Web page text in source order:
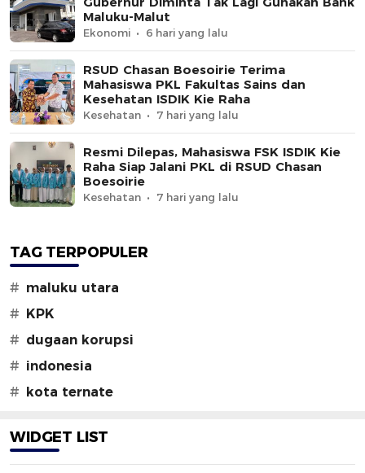
Maluku-Malut
Ekonomi 6 hari yang lalu
RSUD Chasan Boesoirie Terima
Mahasiswa PKL Fakultas Sains dan
Kesehatan ISDIK Kie Raha
Kesehatan 7 hari yang lalu
Resmi Dilepas, Mahasiswa FSK ISDIK Kie
Raha Siap Jalani PKL di RSUD Chasan
Boesoirie
Kesehatan 7 hari yang lalu
TAG TERPOPULER
# maluku utara
# KPK
# dugaan korupsi
# indonesia
# kota ternate
WIDGET LIST